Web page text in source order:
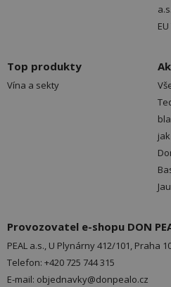
Top produkty
Vína a sekty
Provozovatel e-shopu DON
PEAL a.s., U Plynárny 412/101, Praha
Telefon: +420 725 744 315
E-mail: objednavky@donpealo.cz